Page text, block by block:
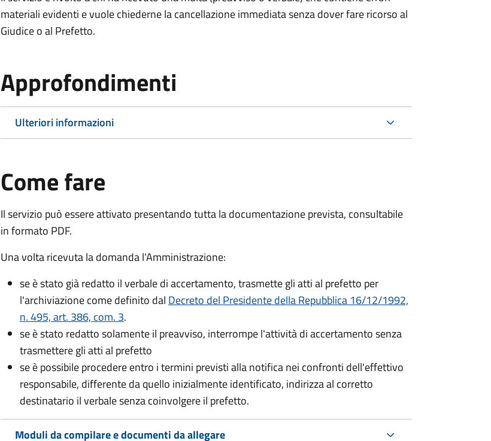
materiali evidenti e vuole chiederne la cancellazione immediata senza dover fare ricorso al
Giudice o al Prefetto.
Approfondimenti
Ulteriori informazioni
Come fare
Il servizio può essere attivato presentando tutta la documentazione prevista, consultabile
in formato PDF.
Una volta ricevuta la domanda l'Amministrazione:
se è stato già redatto il verbale di accertamento, trasmette gli atti al prefetto per
l'archiviazione come definito dal Decreto del Presidente della Repubblica 16/12/1992,
n. 495, art. 386, com. 3.
se è stato redatto solamente il preavviso, interrompe l'attività di accertamento senza
trasmettere gli atti al prefetto
se è possibile procedere entro i termini previsti alla notifica nei confronti dell'effettivo
responsabile, differente da quello inizialmente identificato, indirizza al corretto
destinatario il verbale senza coinvolgere il prefetto.
Moduli da compilare e documenti da allegare